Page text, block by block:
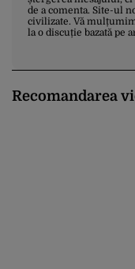
de a comenta. Site-ul
civilizate. Vă
la o discuție bazată pe
Recomandarea